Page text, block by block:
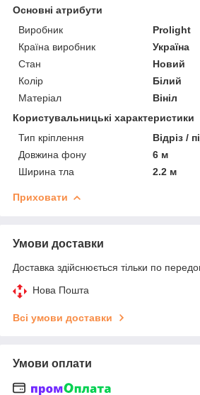
Основні атрибути
Виробник
Prolight
Країна виробник
Україна
Стан
Новий
Колір
Білий
Матеріал
Вініл
Користувальницькі характеристики
Тип кріплення
Відріз /
Довжина фону
6 м
Ширина тла
2.2 м
Приховати
Умови доставки
Доставка здійснюється тільки по
Нова Пошта
Всі умови доставки
Умови оплати